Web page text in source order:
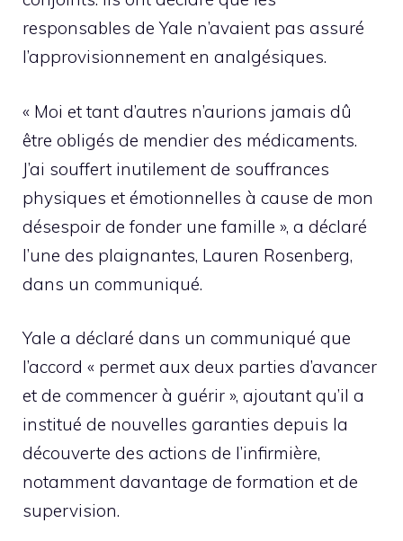
responsables de Yale n’avaient pas assuré
l’approvisionnement en analgésiques.
« Moi et tant d’autres n’aurions jamais dû
être obligés de mendier des médicaments.
J’ai souffert inutilement de souffrances
physiques et émotionnelles à cause de mon
désespoir de fonder une famille », a déclaré
l’une des plaignantes, Lauren Rosenberg,
dans un communiqué.
Yale a déclaré dans un communiqué que
l’accord « permet aux deux parties d’avancer
et de commencer à guérir », ajoutant qu’il a
institué de nouvelles garanties depuis la
découverte des actions de l’infirmière,
notamment davantage de formation et de
supervision.